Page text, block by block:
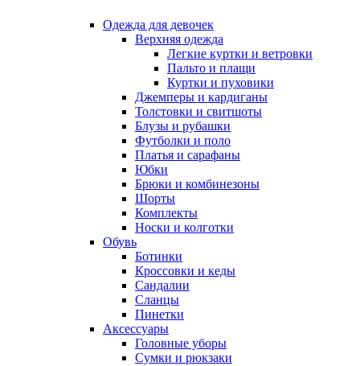
Одежда для девочек
Верхняя одежда
Легкие куртки и ветровки
Пальто и плащи
Куртки и пуховики
Джемперы и кардиганы
Толстовки и свитшоты
Блузы и рубашки
Футболки и поло
Платья и сарафаны
Юбки
Брюки и комбинезоны
Шорты
Комплекты
Носки и колготки
Обувь
Ботинки
Кроссовки и кеды
Сандалии
Сланцы
Пинетки
Аксессуары
Головные уборы
Сумки и рюкзаки